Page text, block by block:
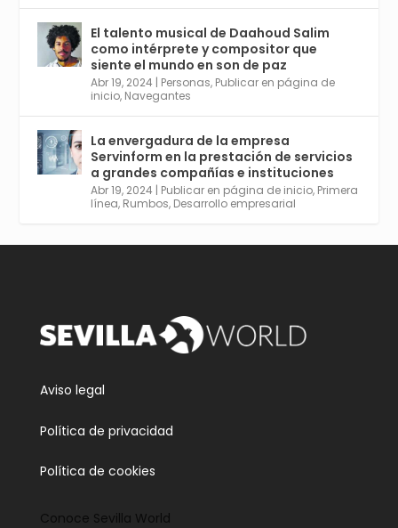
Avata
Sevilla World @worldsevilla ·
30 Abr 2024
Aprovéchalo si vives en Sevilla capital o
provincia. Curso gratuito en Internet de las
Cosas, Inteligencia Artificial y Smart Cities
plazo acaba el 2 de mayo. Dota de gran
empleabilidad. Ver y enlace a inscripción:
https://tinyurl.com/yu5xhwjr
El talento musical de Daahoud Salim
como intérprete y compositor que
siente el mundo en son de paz
Abr 19, 2024 | Personas, Publicar en página de
inicio, Navegantes
La envergadura de la empresa
Servinform en la prestación de servicios
a grandes compañías e instituciones
Abr 19, 2024 | Publicar en página de inicio, Primera
línea, Rumbos, Desarrollo empresarial
Aviso legal
Política de privacidad
Política de cookies
Conoce Sevilla World